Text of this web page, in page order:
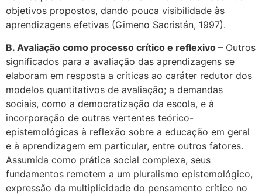
objetivos propostos, dando pouca visibilidade às
aprendizagens efetivas (Gimeno Sacristán, 1997).
B. Avaliação como processo crítico e reflexivo – Outros
significados para a avaliação das aprendizagens se
elaboram em resposta a críticas ao caráter redutor dos
modelos quantitativos de avaliação; a demandas
sociais, como a democratização da escola, e à
incorporação de outras vertentes teórico-
epistemológicas à reflexão sobre a educação em geral
e à aprendizagem em particular, entre outros fatores.
Assumida como prática social complexa, seus
fundamentos remetem a um pluralismo epistemológico,
expressão da multiplicidade do pensamento crítico no